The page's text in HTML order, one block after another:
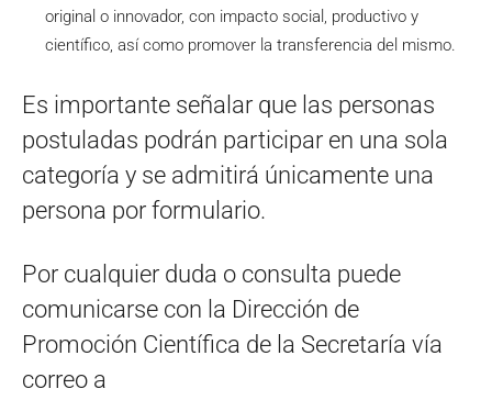
original o innovador, con impacto social, productivo y
científico, así como promover la transferencia del mismo.
Es importante señalar que las personas
postuladas podrán participar en una sola
categoría y se admitirá únicamente una
persona por formulario.
Por cualquier duda o consulta puede
comunicarse con la Dirección de
Promoción Científica de la Secretaría vía
correo a